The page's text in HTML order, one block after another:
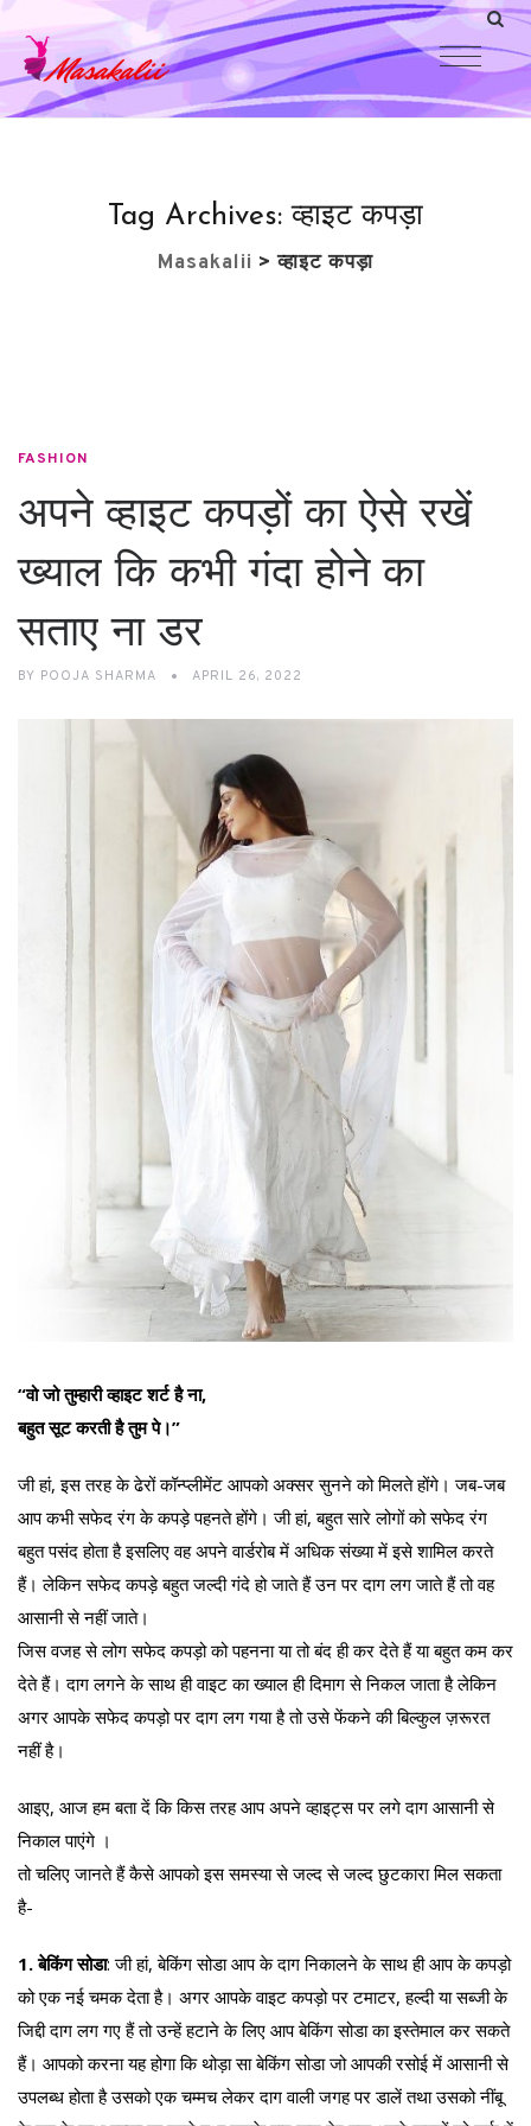
Tag Archives:व्हाइट कपड़ा
Masakalii >व्हाइट कपड़ा
FASHION
अपने व्हाइट कपड़ों का ऐसे रखें
ख्याल कि कभी गंदा होने का
सताए ना डर
BY POOJA SHARMA APRIL 26, 2022
“वो जो तुम्हारी व्हाइट शर्ट है ना,
बहुत सूट करती है तुम पे।”
जी हां, इस तरह के ढेरों कॉन्प्लीमेंट आपको अक्सर सुनने को मिलते होंगे। जब-जब
आप कभी सफेद रंग के कपड़े पहनते होंगे। जी हां, बहुत सारे लोगों को सफेद रंग
बहुत पसंद होता है इसलिए वह अपने वार्डरोब में अधिक संख्या में इसे शामिल करते
हैं। लेकिन सफेद कपड़े बहुत जल्दी गंदे हो जाते हैं उन पर दाग लग जाते हैं तो वह
आसानी से नहीं जाते।
जिस वजह से लोग सफेद कपड़ो को पहनना या तो बंद ही कर देते हैं या बहुत कम कर
देते हैं। दाग लगने के साथ ही वाइट का ख्याल ही दिमाग से निकल जाता है लेकिन
अगर आपके सफेद कपड़ो पर दाग लग गया है तो उसे फेंकने की बिल्कुल ज़रूरत
नहीं है।
आइए, आज हम बता दें कि किस तरह आप अपने व्हाइट्स पर लगे दाग आसानी से
निकाल पाएंगे ।
तो चलिए जानते हैं कैसे आपको इस समस्या से जल्द से जल्द छुटकारा मिल सकता
है-
1. बेकिंग सोडा: जी हां, बेकिंग सोडा आप के दाग निकालने के साथ ही आप के कपड़ो
को एक नई चमक देता है। अगर आपके वाइट कपड़ो पर टमाटर, हल्दी या सब्जी के
जिद्दी दाग लग गए हैं तो उन्हें हटाने के लिए आप बेकिंग सोडा का इस्तेमाल कर सकते
हैं। आपको करना यह होगा कि थोड़ा सा बेकिंग सोडा जो आपकी रसोई में आसानी से
उपलब्ध होता है उसको एक चम्मच लेकर दाग वाली जगह पर डालें तथा उसको नींबू